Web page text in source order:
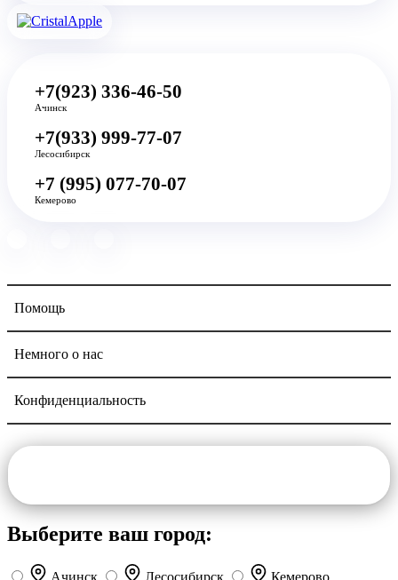
Помощь
Немного о нас
Конфиденциальность
+7(923) 336-46-50
Ачинск
+7(933) 999-77-07
Лесосибирск
+7 (995) 077-70-07
Кемерово
Navigation
Выберите ваш город:
Ачинск Лесосибирск Кемерово